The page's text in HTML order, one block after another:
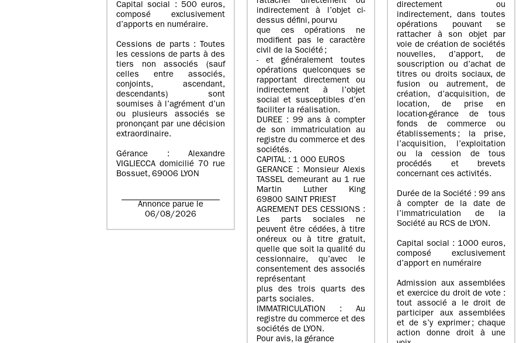
Capital social : 500 euros,
composé exclusivement
d’apports en numéraire.
Cessions de parts : Toutes
les cessions de parts à des
tiers non associés (sauf
celles entre associés,
conjoints, ascendant,
descendants) sont
soumises à l’agrément d’un
ou plusieurs associés se
prononçant par une décision
extraordinaire.
Gérance : Alexandre
VIGLIECCA domicilié 70 rue
Bossuet, 69006 LYON
Annonce parue le
06/08/2026
indirectement à l’objet ci-
dessus défini, pourvu
que ces opérations ne
modifient pas le caractère
civil de la Société ;
- et généralement toutes
opérations quelconques se
rapportant directement ou
indirectement à l’objet
social et susceptibles d’en
faciliter la réalisation.
DUREE : 99 ans à compter
de son immatriculation au
registre du commerce et des
sociétés.
CAPITAL : 1 000 EUROS
GERANCE : Monsieur Alexis
TASSEL demeurant au 1 rue
Martin Luther King
69800 SAINT PRIEST
AGREMENT DES CESSIONS :
Les parts sociales ne
peuvent être cédées, à titre
onéreux ou à titre gratuit,
quelle que soit la qualité du
cessionnaire, qu’avec le
consentement des associés
représentant
plus des trois quarts des
parts sociales.
IMMATRICULATION : Au
registre du commerce et des
sociétés de LYON.
Pour avis, la gérance
directement ou
indirectement, dans toutes
opérations pouvant se
rattacher à son objet par
voie de création de sociétés
nouvelles, d’apport, de
souscription ou d’achat de
titres ou droits sociaux, de
fusion ou autrement, de
création, d’acquisition, de
location, de prise en
location-gérance de tous
fonds de commerce ou
établissements ; la prise,
l’acquisition, l’exploitation
ou la cession de tous
procédés et brevets
concernant ces activités.
Durée de la Société : 99 ans
à compter de la date de
l’immatriculation de la
Société au RCS de LYON.
Capital social : 1000 euros,
composé exclusivement
d’apport en numéraire
Admission aux assemblées
et exercice du droit de vote :
tout associé a le droit de
participer aux assemblées
et de s’y exprimer ; chaque
action donne droit à une